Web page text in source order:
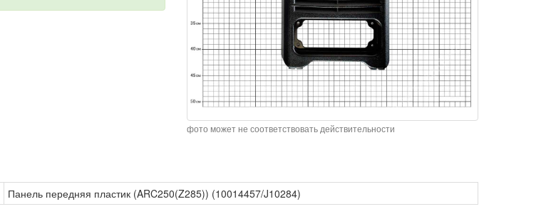
фото может не соответствовать действительности
Панель передняя пластик (ARC250(Z285)) (10014457/J10284)